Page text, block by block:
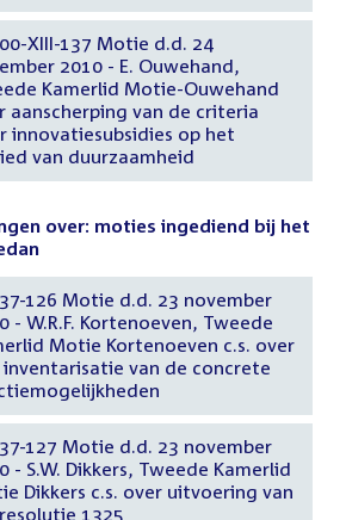
XIII-137 Motie d.d. 24
2010 - E. Ouwehand,
Kamerlid Motie-Ouwehand
aanscherping van de criteria
innovatiesubsidies op het
van duurzaamheid
over: moties ingediend bij het
126 Motie d.d. 23 november
- W.R.F. Kortenoeven, Tweede
Motie Kortenoeven c.s. over
inventarisatie van de concrete
127 Motie d.d. 23 november
- S.W. Dikkers, Tweede Kamerlid
Dikkers c.s. over uitvoering van
1325